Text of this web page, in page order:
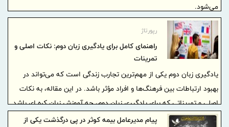
می‌شود.
رپورتاژ
راهنمای کامل برای یادگیری زبان دوم: نکات اصلی و
تمرینات
یادگیری زبان دوم یکی از مهم‌ترین تجارب زندگی است که می‌تواند در
بهبود ارتباطات بین فرهنگ‌ها و افراد مؤثر باشد. در این مقاله، به نکات
اصلی و تمریناتی که برای یادگیری زبان دوم، چه آموزش زبان کره ای باشد
یا انگلیسی، مفید هستند، می‌پردازیم.پیام مدیرعامل بیمه کوثر در پی درگذشت یکی از